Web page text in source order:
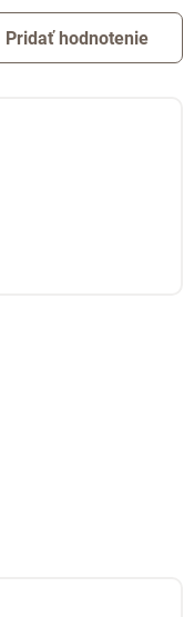
Pridať hodnotenie